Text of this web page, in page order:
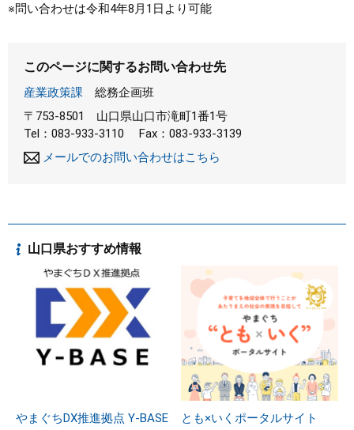
※問い合わせは令和4年8月1日より可能
このページに関するお問い合わせ先
産業政策課
総務企画班
〒753-8501
山口県山口市滝町1番1号
Tel：083-933-3110
Fax：083-933-3139
メールでのお問い合わせはこちら
山口県おすすめ情報
やまぐちDX推進拠点 Y-BASE とも×いくポータルサイト